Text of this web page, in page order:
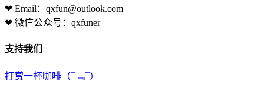
❤ Email：qxfun@outlook.com
❤ 微信公众号：qxfuner
支持我们
打赏一杯咖啡 （¯﹃¯）